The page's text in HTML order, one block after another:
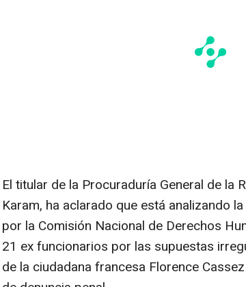
El titular de la Procuraduría General de la
Karam, ha aclarado que está analizando
por la Comisión Nacional de Derechos
21 ex funcionarios por las supuestas
de la ciudadana francesa Florence